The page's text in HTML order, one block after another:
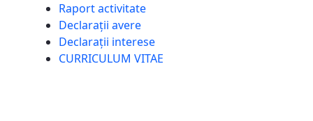
Raport activitate
Declarații avere
Declarații interese
CURRICULUM VITAE